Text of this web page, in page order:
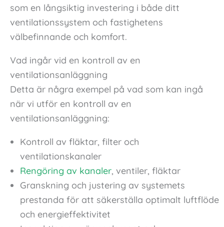
som en långsiktig investering i både ditt
ventilationssystem och fastighetens
välbefinnande och komfort.
Vad ingår vid en kontroll av en
ventilationsanläggning
Detta är några exempel på vad som kan ingå
när vi utför en kontroll av en
ventilationsanläggning:
Kontroll av fläktar, filter och
ventilationskanaler
Rengöring av kanaler, ventiler, fläktar
Granskning och justering av systemets
prestanda för att säkerställa optimalt luftflöde
och energieffektivitet